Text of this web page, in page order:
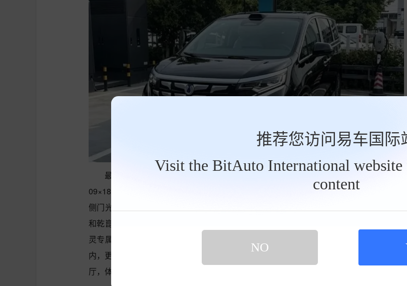
推荐您访问易车国际
Visit the BitAuto International
content
NO
最后，我们来看智界V9，这辆车几乎是一个华为技术的展览馆。车身尺寸为5359×20
09×1859mm，轴距3250mm，是三款车型中最长的。外观简约，但百万像素投影大灯和
侧门光毯点亮时，透出一股高级感。智能配置是其核心亮点，包括896线双光路激光雷达
和乾崑ADS 5.0高阶智驾系统，能在各种场景下提供自动驾驶支持。底盘采用了华为的途
灵专属平台，通过AI算法实现自主“思考”，加上后轮转向，使其灵活度堪比小车。坐进车
内，更是惊喜连连：二排座椅可旋转45°、90°、180°，对坐模式让车内瞬间变为小型会客
厅，体验新颖。